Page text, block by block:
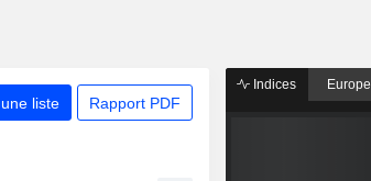
liste Rapport PDF
Indices Europe